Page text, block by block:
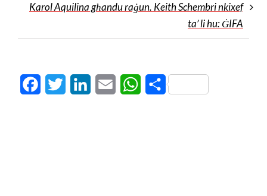
Karol Aquilina għandu raġun. Keith Schembri nkixef
ta’ li hu: ĠIFA
FacebookTwitter LinkedInEmail WhatsApp
Share